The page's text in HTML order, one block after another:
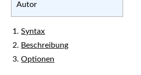
Autor
Syntax
Beschreibung
Optionen